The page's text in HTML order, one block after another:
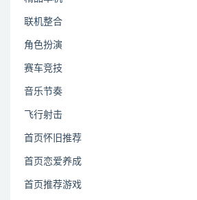
联机整合
角色扮演
赛车竞技
音乐节奏
飞行射击
首页怀旧推荐
首页恋爱养成
首页推荐游戏